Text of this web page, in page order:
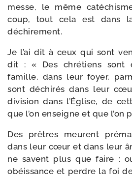
messe, le même
coup, tout cela est dans
déchirement.
Je l’ai dit à ceux qui sont
dit : « Des chré­tiens sont
famille, dans leur foyer,
sont déchi­rés dans leur
divi­sion dans l’Église, de
que l’on enseigne et que l’on
Des prêtres meurent
dans leur cœur et dans leur
ne savent plus que faire :
obéis­sance et perdre la foi